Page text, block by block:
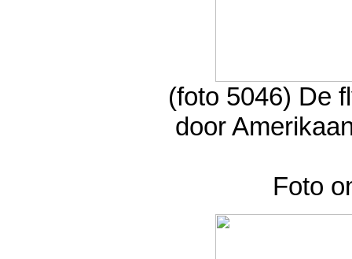
(foto 5046) De
door
Foto